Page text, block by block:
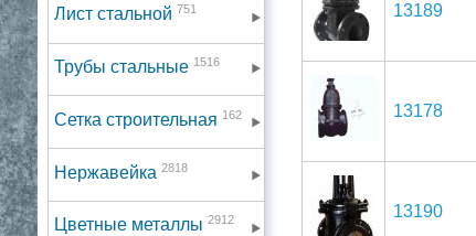
Лист стальной 751
Трубы стальные 1516
Сетка строительная 162
Нержавейка 2818
Цветные металлы 2912
13189
13178
13190